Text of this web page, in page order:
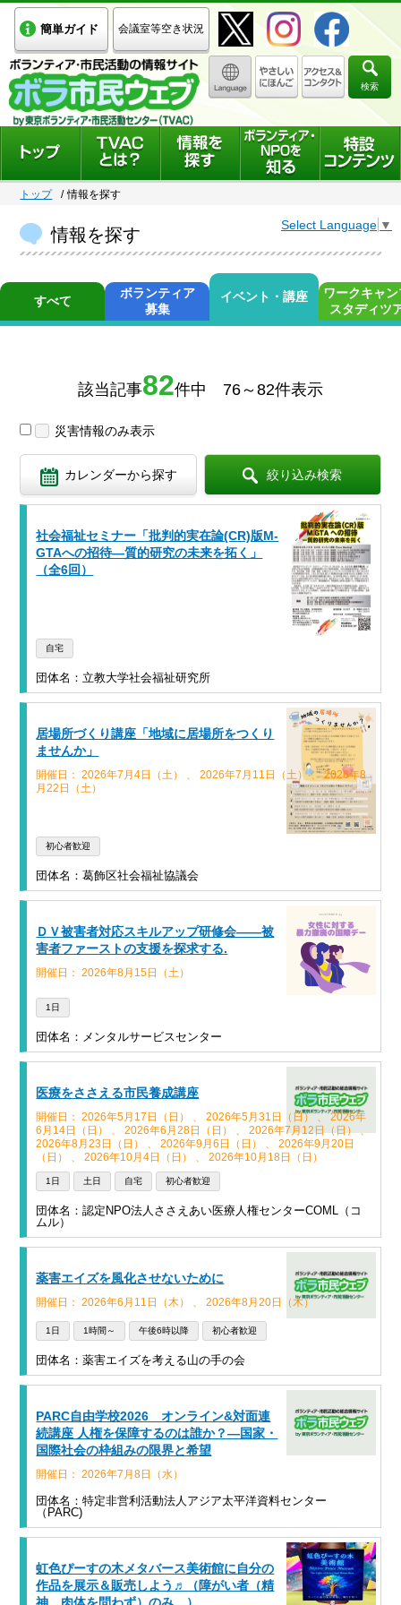
簡単ガイド 会議室等空き状況
検索
トップ 情報を探す
Select Language ▼
情報を探す
すべて
ボランティア
募集
イベント・講座
ワークキャ
スタディツ
該当記事82件中 76～82件表示
災害情報のみ表示
カレンダーから探す 絞り込み検索
社会福祉セミナー「批判的実在論(CR)版M-
GTAへの招待―質的研究の未来を拓く」
（全6回）
自宅
団体名：立教大学社会福祉研究所
居場所づくり講座「地域に居場所をつくり
ませんか」
開催日： 2026年7月4日（土） 、 2026年7月11日（土） 、 2026年8
月22日（土）
初心者歓迎
団体名：葛飾区社会福祉協議会
ＤＶ被害者対応スキルアップ研修会――被
害者ファーストの支援を探求する.
開催日： 2026年8月15日（土）
1日
団体名：メンタルサービスセンター
医療をささえる市民養成講座
開催日： 2026年5月17日（日） 、 2026年5月31日（日） 、 2026年
6月14日（日） 、 2026年6月28日（日） 、 2026年7月12日（日） 、
2026年8月23日（日） 、 2026年9月6日（日） 、 2026年9月20日
（日） 、 2026年10月4日（日） 、 2026年10月18日（日）
1日 土日 自宅 初心者歓迎
団体名：認定NPO法人ささえあい医療人権センターCOML（コ
ムル）
薬害エイズを風化させないために
開催日： 2026年6月11日（木） 、 2026年8月20日（木）
1日 1時間～ 午後6時以降 初心者歓迎
団体名：薬害エイズを考える山の手の会
PARC自由学校2026 オンライン&対面連
続講座 人権を保障するのは誰か？—国家・
国際社会の枠組みの限界と希望
開催日： 2026年7月8日（水）
団体名：特定非営利活動法人アジア太平洋資料センター
（PARC)
虹色ぴーすの木メタバース美術館に自分の
作品を展示＆販売しよう♬（障がい者（精